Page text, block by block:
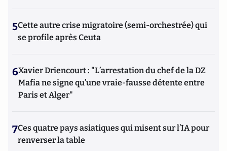
5Cette autre crise migratoire (semi-orchestrée) qui
se profile après Ceuta
6Xavier Driencourt : "L’arrestation du chef de la DZ
Mafia ne signe qu’une vraie-fausse détente entre
Paris et Alger"
7Ces quatre pays asiatiques qui misent sur l’IA pour
renverser la table